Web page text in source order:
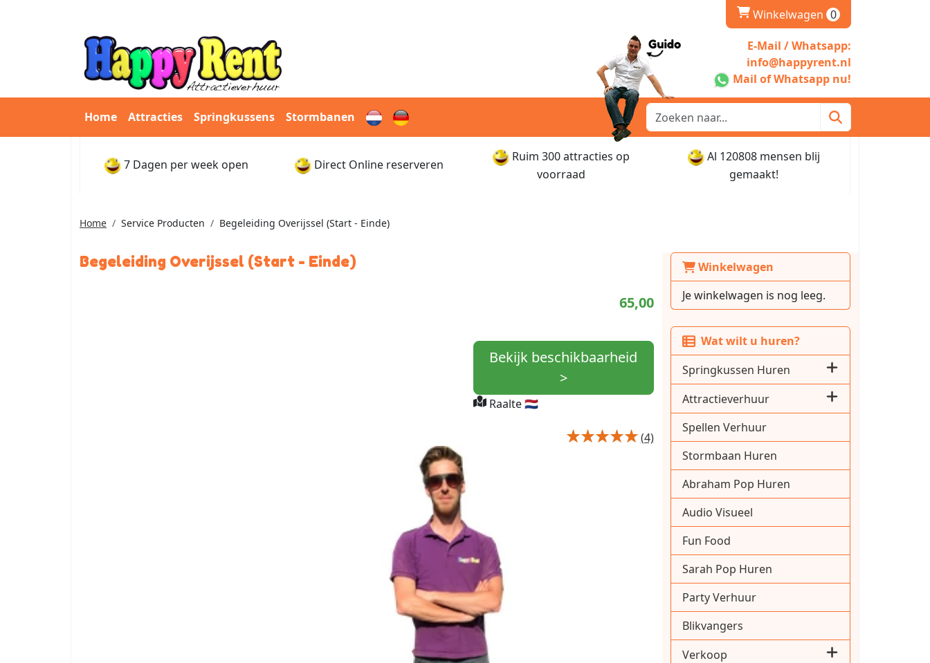
winkelwagen
Winkelwagen 0
E-Mail / Whatsapp:
info@happyrent.nl
Mail of Whatsapp nu!
Home Attracties Springkussens Stormbanen
7 Dagen per week open Direct Online reserveren
Ruim 300 attracties op
voorraad
Al 120808 mensen blij
gemaakt!
Home Service Producten Begeleiding Overijssel (Start - Einde)
Winkelwagen
Je winkelwagen is nog leeg.
Wat wilt u huren?
Springkussen Huren
Attractieverhuur
Spellen Verhuur
Stormbaan Huren
Abraham Pop Huren
Audio Visueel
Fun Food
Sarah Pop Huren
Party Verhuur
Blikvangers
Verkoop
Begeleiding Overijssel (Start - Einde)
65,00
Bekijk beschikbaarheid
>
Raalte 🇳🇱
(4)